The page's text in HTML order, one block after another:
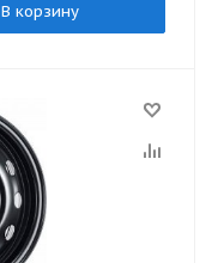
В корзину